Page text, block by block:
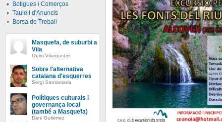
Botigues i Comerços
Taulell d'Anuncis
Borsa de Treball
Masquefa, de suburbi a
Vila
Quim Vilargunter
Sobre l'alternativa
catalana d'esquerres
Sergi Santamaria
Polítiques culturals i
governança local
(també a Masquefa)
Dani Gutiérrez